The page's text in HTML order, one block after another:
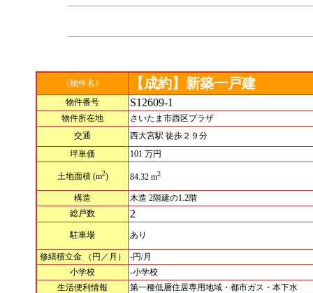
《物件名》 【成約】新築一戸建
物件番号 S12609-1
物件所在地
さいたま市西区プラザ
交通
西大宮駅 徒歩２９分
坪単価
101 万円
土地面積 (m2) 84.32 m2
構造
木造 2階建の1.2階
総戸数
2
駐車場 あり
修繕積立金 （円／月）
-円/月
小学校
-小学校
生活便利情報
第一種低層住居専用地域・都市ガス・本下水